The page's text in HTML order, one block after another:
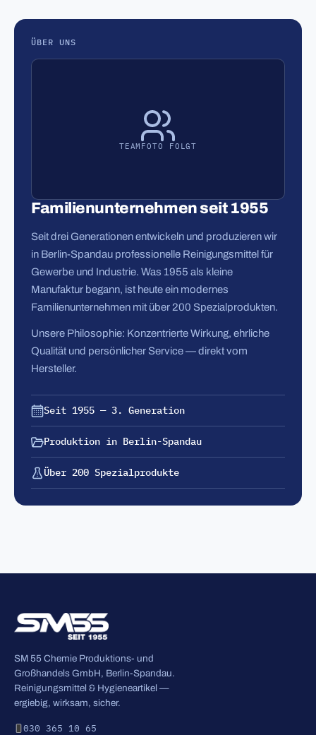
ÜBER UNS
TEAMFOTO FOLGT
Familienunternehmen seit 1955
Seit drei Generationen entwickeln und produzieren wir
in Berlin-Spandau professionelle Reinigungsmittel für
Gewerbe und Industrie. Was 1955 als kleine
Manufaktur begann, ist heute ein modernes
Familienunternehmen mit über 200 Spezialprodukten.
Unsere Philosophie: Konzentrierte Wirkung, ehrliche
Qualität und persönlicher Service — direkt vom
Hersteller.
Seit 1955 — 3. Generation
Produktion in Berlin-Spandau
Über 200 Spezialprodukte
SM 55 Chemie Produktions- und
Großhandels GmbH, Berlin-Spandau.
Reinigungsmittel & Hygieneartikel —
ergiebig, wirksam, sicher.
030 365 10 65